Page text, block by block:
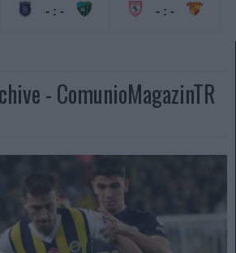
- : - - : -
- ComunioMagazinTR